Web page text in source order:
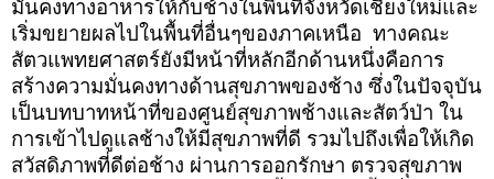
มั่นคงทางอาหารให้กับช้างในพื้นที่จังหวัดเชียงใหม่และ
เริ่มขยายผลไปในพื้นที่อื่นๆของภาคเหนือ ทางคณะ
สัตวแพทยศาสตร์ยังมีหน้าที่หลักอีกด้านหนึ่งคือการ
สร้างความมั่นคงทางด้านสุขภาพของช้าง ซึ่งในปัจจุบัน
เป็นบทบาทหน้าที่ของศูนย์สุขภาพช้างและสัตว์ป่า ใน
การเข้าไปดูแลช้างให้มีสุขภาพที่ดี รวมไปถึงเพื่อให้เกิด
สวัสดิภาพที่ดีต่อช้าง ผ่านการออกรักษา ตรวจสุขภาพ